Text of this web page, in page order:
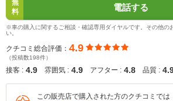
無
料
電話する
※車の購入に関するご相談・確認専用ダイヤルです。その他の
い。
クチコミ総合評価： 4.9
（投稿数198件）
接客 : 4.9 雰囲気 : 4.9 アフター : 4.8 品質 :
この販売店で購入された方のクチコミでは